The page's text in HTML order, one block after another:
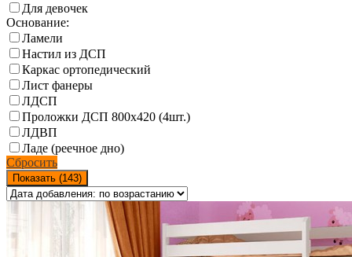
Для девочек
Основание:
Ламели
Настил из ДСП
Каркас ортопедический
Лист фанеры
ЛДСП
Проложки ДСП 800х420 (4шт.)
ЛДВП
Ладе (реечное дно)
Сбросить
Показать (143)